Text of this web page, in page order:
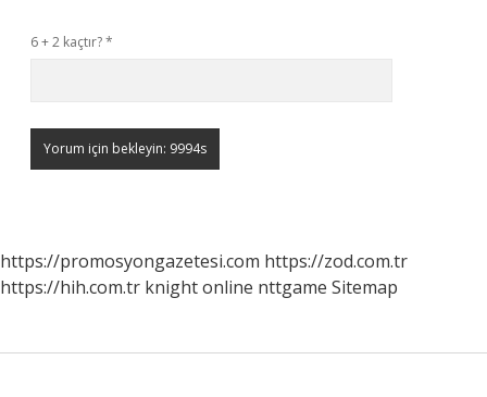
6 + 2 kaçtır?*
https://promosyongazetesi.com https://zod.com.tr
https://hih.com.tr knight online nttgame Sitemap